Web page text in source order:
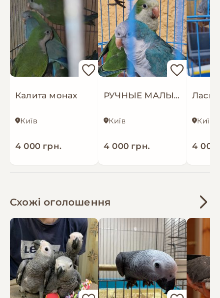
Калита монах
Київ
4 000 грн.
РУЧНЫЕ МАЛЫШИ ПОПУГАЕВ
Київ
4 000 грн.
Київ
4 000
Схожі оголошення